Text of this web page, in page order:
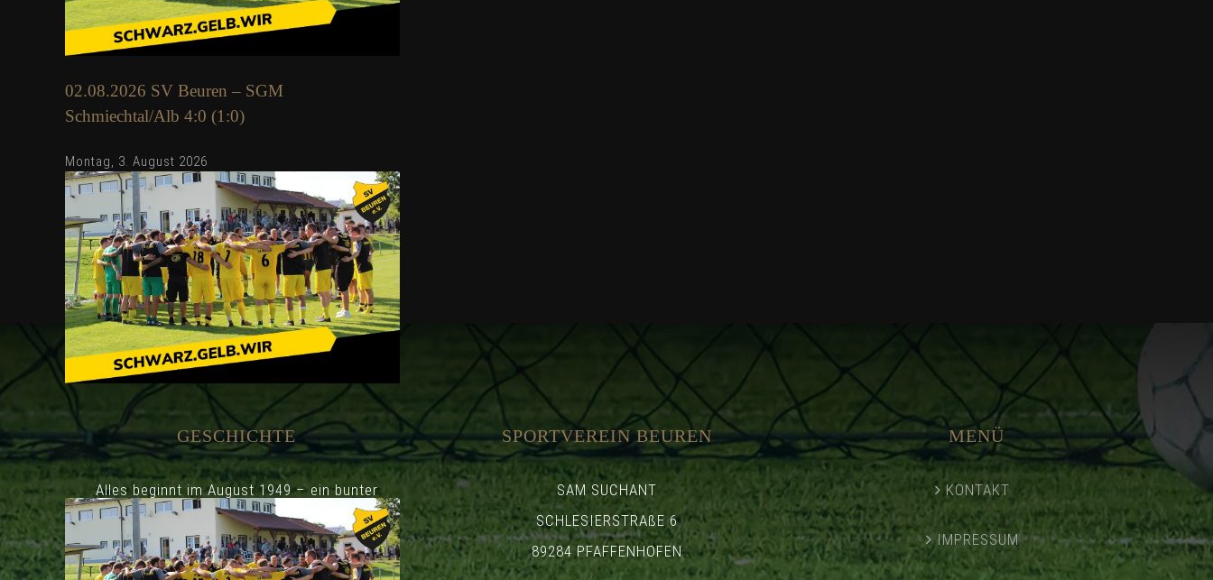
02.08.2026 SV Beuren – SGM
Schmiechtal/Alb 4:0 (1:0)
Montag, 3. August 2026
06.06.2026 SV Beuren – SV Oberroth 0:0
(0:0)
Montag, 8. Juni 2026
GESCHICHTE
Alles beginnt im August 1949 – ein bunter
Haufen, bestehend aus ein paar jungen,
fussballbegeisterten Männern und Frauen
SPORTVEREIN BEUREN
SAM SUCHANT
SCHLESIERSTRAßE 6
89284 PFAFFENHOFEN
MENÜ
KONTAKT
IMPRESSUM